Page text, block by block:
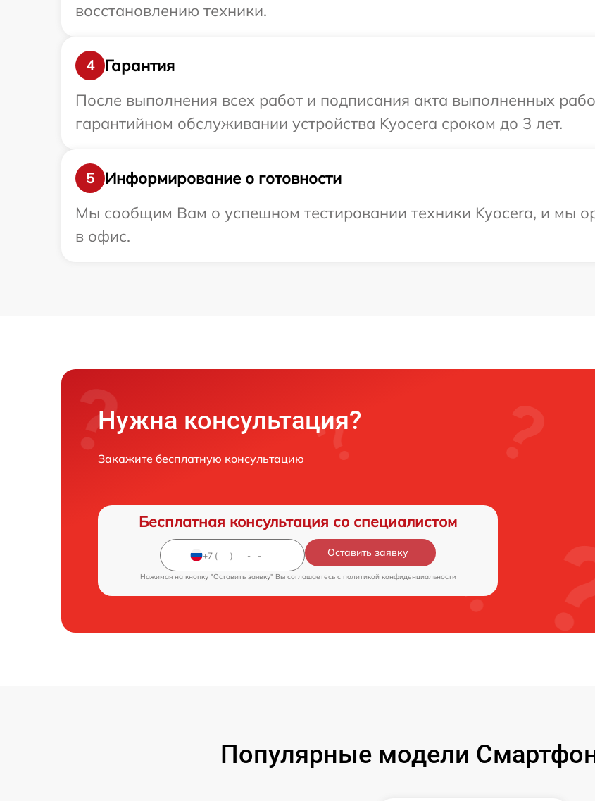
восстановлению техники.
4
Гарантия
После выполнения всех работ и подписания акта выполненных
гарантийном обслуживании устройства Kyocera сроком до 3 лет.
5
Информирование о готовности
Мы сообщим Вам о успешном тестировании техники Kyocera, и мы
в офис.
Нужна консультация?
Закажите бесплатную консультацию
Бесплатная консультация со специалистом
Оставить заявку
Нажимая на кнопку "Оставить заявку" Вы соглашаетесь c политикой конфиденциальности
Популярные модели